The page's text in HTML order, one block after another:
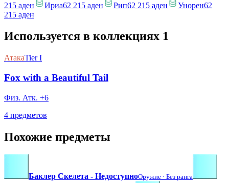
215 аден
Ириа62 215 аден Рип62 215 аден Унорен62
215 аден
Используется в коллекциях 1
АтакаTier I
Fox with a Beautiful Tail
Физ. Атк. +6
4 предметов
Похожие предметы
Баклер Скелета - НедоступноОружие · Без ранга